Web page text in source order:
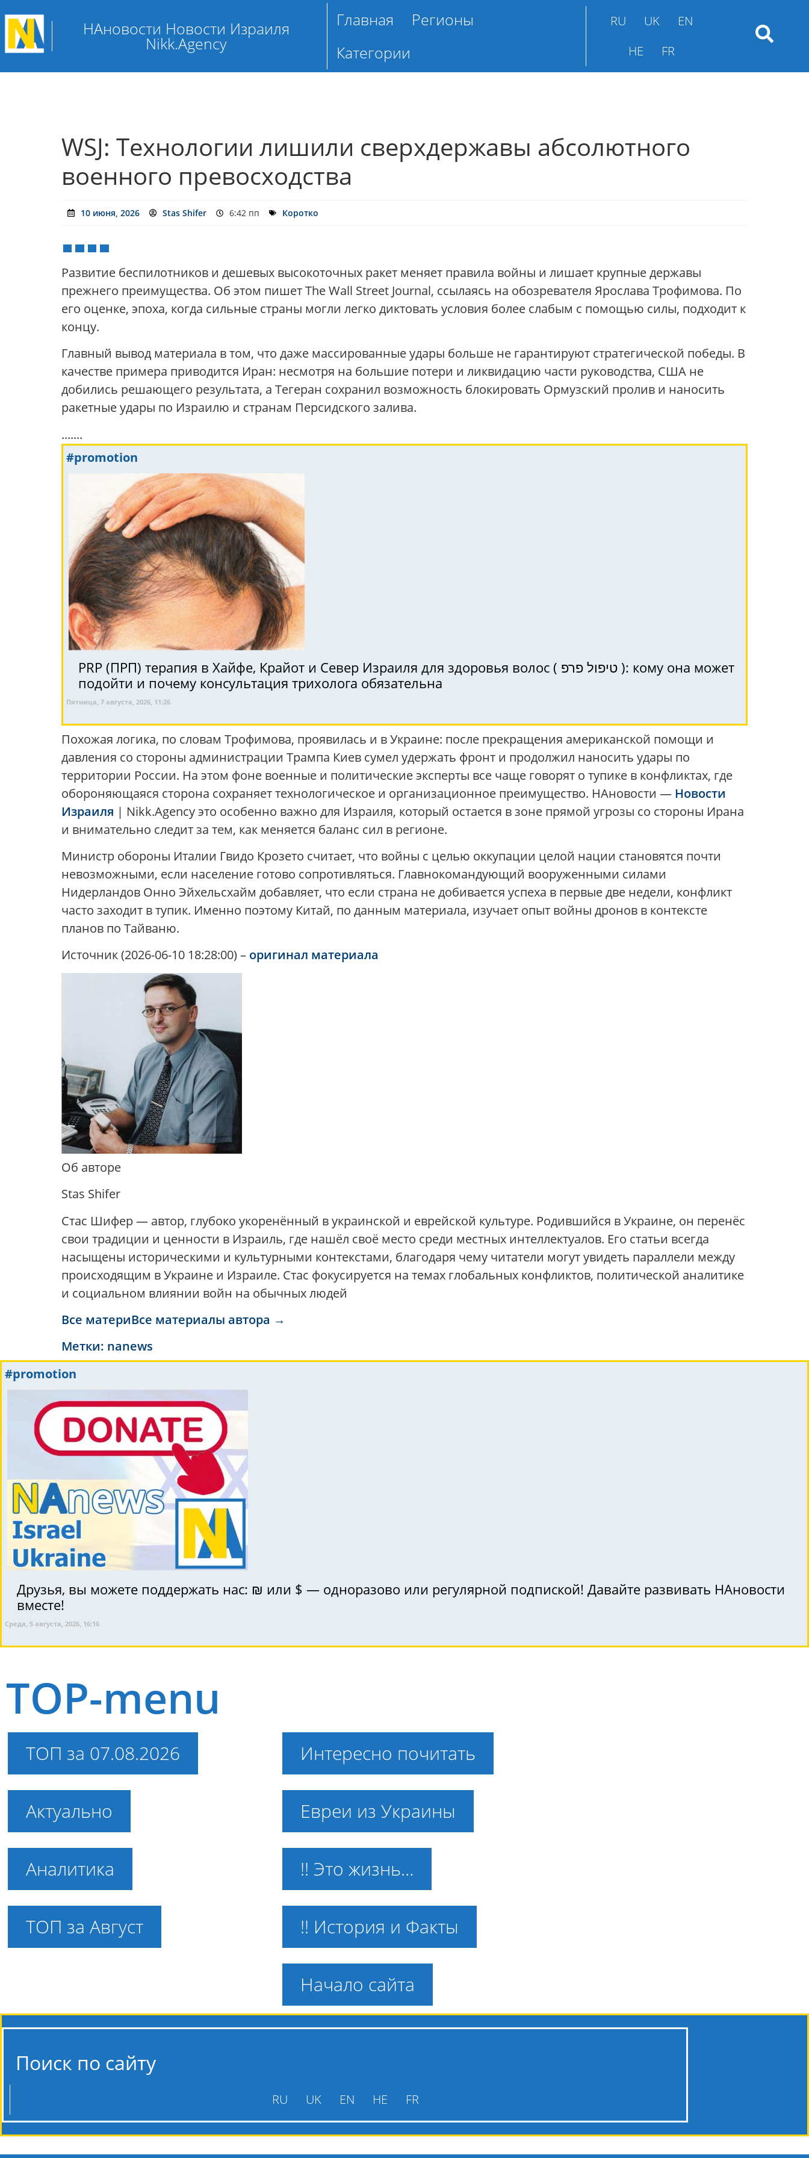
НАновости Новости Израиля
Nikk.Agency
Главная
Регионы
Категории
RU UK
EN
HE
FR
WSJ: Технологии лишили сверхдержавы абсолютного
военного превосходства
10 июня, 2026 Stas Shifer 6:42 пп Коротко
Развитие беспилотников и дешевых высокоточных ракет меняет правила войны и лишает крупные державы
прежнего преимущества. Об этом пишет The Wall Street Journal, ссылаясь на обозревателя Ярослава Трофимова. По
его оценке, эпоха, когда сильные страны могли легко диктовать условия более слабым с помощью силы, подходит к
концу.
Главный вывод материала в том, что даже массированные удары больше не гарантируют стратегической победы. В
качестве примера приводится Иран: несмотря на большие потери и ликвидацию части руководства, США не
добились решающего результата, а Тегеран сохранил возможность блокировать Ормузский пролив и наносить
ракетные удары по Израилю и странам Персидского залива.
.......
#promotion
PRP (ПРП) терапия в Хайфе, Крайот и Север Израиля для здоровья волос ( טיפול פרפ ): кому она может
подойти и почему консультация трихолога обязательна
Пятница, 7 августа, 2026, 11:26
Похожая логика, по словам Трофимова, проявилась и в Украине: после прекращения американской помощи и
давления со стороны администрации Трампа Киев сумел удержать фронт и продолжил наносить удары по
территории России. На этом фоне военные и политические эксперты все чаще говорят о тупике в конфликтах, где
обороняющаяся сторона сохраняет технологическое и организационное преимущество. НАновости — Новости
Израиля | Nikk.Agency это особенно важно для Израиля, который остается в зоне прямой угрозы со стороны Ирана
и внимательно следит за тем, как меняется баланс сил в регионе.
Министр обороны Италии Гвидо Крозето считает, что войны с целью оккупации целой нации становятся почти
невозможными, если население готово сопротивляться. Главнокомандующий вооруженными силами
Нидерландов Онно Эйхельсхайм добавляет, что если страна не добивается успеха в первые две недели, конфликт
часто заходит в тупик. Именно поэтому Китай, по данным материала, изучает опыт войны дронов в контексте
планов по Тайваню.
Источник (2026-06-10 18:28:00) – оригинал материала
Об авторе
Stas Shifer
Стас Шифер — автор, глубоко укоренённый в украинской и еврейской культуре. Родившийся в Украине, он перенёс
свои традиции и ценности в Израиль, где нашёл своё место среди местных интеллектуалов. Его статьи всегда
насыщены историческими и культурными контекстами, благодаря чему читатели могут увидеть параллели между
происходящим в Украине и Израиле. Стас фокусируется на темах глобальных конфликтов, политической аналитике
и социальном влиянии войн на обычных людей
Все материВсе материалы автора →
Метки: nanews
#promotion
Друзья, вы можете поддержать нас: ₪ или $ — одноразово или регулярной подпиской! Давайте развивать НАновости
вместе!
Среда, 5 августа, 2026, 16:16
TOP-menu
ТОП за 07.08.2026
Актуально
Аналитика
ТОП за Август
Интересно почитать
Евреи из Украины
!! Это жизнь…
!! История и Факты
Начало сайта
Поиск по сайту
RU UK EN HE FR